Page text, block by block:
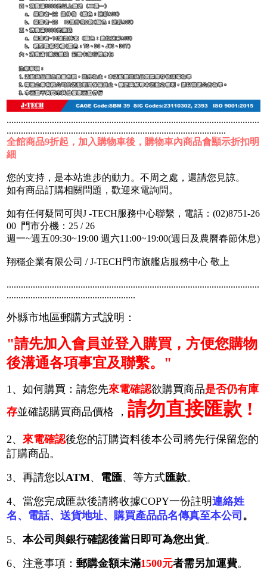
..........................................................................................................
............................................................................................
全館商品9折起，加入購物車後，購物車內商品會顯示折扣明
細
您的支持，是本站進步的動力。不周之處，還請您見諒。
如有商品訂購相關問題，歡迎來電詢問。
如有任何疑問可與J -TECH服務中心聯繫，電話：(02)8751-26
00 門市分機：25 / 26
週一~週五09:30~19:00 週六11:00~19:00(週日及農曆春節休息)
翔穩企業有限公司 / J-TECH門市旗艦店服務中心 敬上
..........................................................................................................
......................................................
外縣市地區郵購方式說明：
"請先加入會員並登入購買，方便您購物
後溝通各項事宜及聯繫。"
1、如何購買：請您先來電確認欲購買商品是否仍有庫
存並確認購買商品價格 ，請勿直接匯款 !
2、 來電確認後您的訂購資料後本公司將先行保留您的
訂購商品。
3、再請您以ATM、 電匯、等方式匯款。
4、當您完成匯款後請將收據COPY一份註明連絡姓
名、電話、送貨地址、購買產品品名傳真至本公司 。
5、本公司與銀行確認後當日即可為您出貨。
6、注意事項：郵購金額未滿1500元者需另加運費。